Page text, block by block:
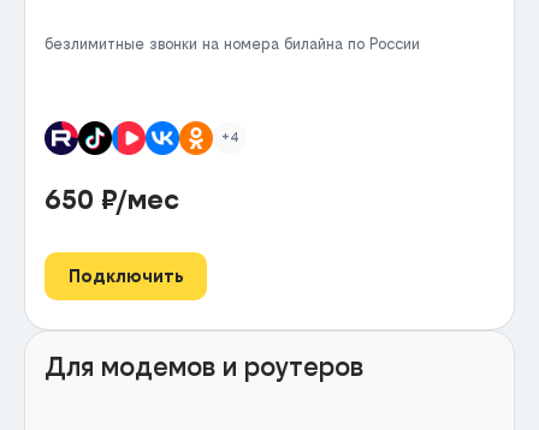
безлимитные звонки на номера билайна по России
+4
650 ₽/мес
Подключить
Для модемов и роутеров